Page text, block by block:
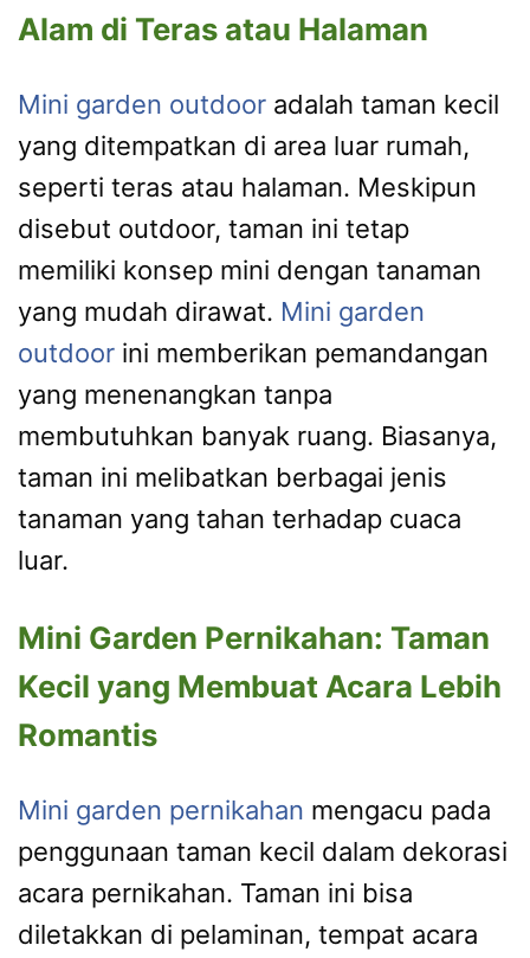
Alam di Teras atau Halaman
Mini garden outdoor adalah taman kecil
yang ditempatkan di area luar rumah,
seperti teras atau halaman. Meskipun
disebut outdoor, taman ini tetap
memiliki konsep mini dengan tanaman
yang mudah dirawat. Mini garden
outdoor ini memberikan pemandangan
yang menenangkan tanpa
membutuhkan banyak ruang. Biasanya,
taman ini melibatkan berbagai jenis
tanaman yang tahan terhadap cuaca
luar.
Mini Garden Pernikahan: Taman
Kecil yang Membuat Acara Lebih
Romantis
Mini garden pernikahan mengacu pada
penggunaan taman kecil dalam dekorasi
acara pernikahan. Taman ini bisa
diletakkan di pelaminan, tempat acara